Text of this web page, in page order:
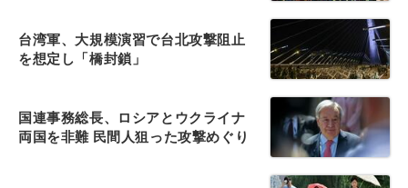
台湾軍、大規模演習で台北攻撃阻止
を想定し「橋封鎖」
国連事務総長、ロシアとウクライナ
両国を非難 民間人狙った攻撃めぐり